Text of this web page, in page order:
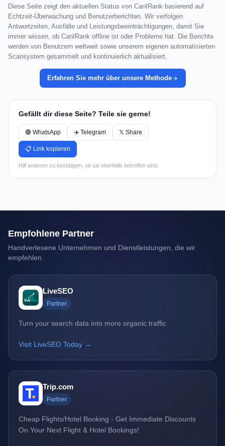
Diese Seite zeigt den aktuellen Status von CanIRank basierend auf
Echtzeit-Überwachung und Benutzerberichten. Wir verfolgen
Antwortzeiten, Ausfälle und Leistungsbeeinträchtigungen, damit Sie
immer wissen, ob CanIRank offline ist oder Probleme hat. Die Berichte
werden von Benutzern weltweit sowie unserem eigenen automatisierten
Scansystem gesammelt und kontinuierlich aktualisiert.
Erfahren Sie mehr über unsere Methode
Gefällt dir diese Seite? Teile sie gerne!
🟢 WhatsApp ✈️ Telegram 𝕏 Share
📋 Link kopieren
Hilf anderen zu bestätigen, ob sie ebenfalls betroffen sind.
Empfohlene Partner
Handverlesene Unternehmen und Dienstleistungen, die wir
empfehlen.
LiveSEO
Partner
Turn your search data into more organic traffic
Visit LiveSEO Today →
Trip.com
Partner
Cheap Flights/Hotel Booking - Get Immediate Discounts
On Your Next Flight & Hotel Bookings!